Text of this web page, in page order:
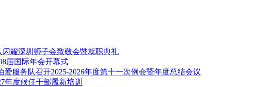
耀深圳狮子会致敬会暨就职典礼
届国际年会开幕式
服务队召开2025-2026年度第十一次例会暨年度总结会议
年度候任干部履新培训